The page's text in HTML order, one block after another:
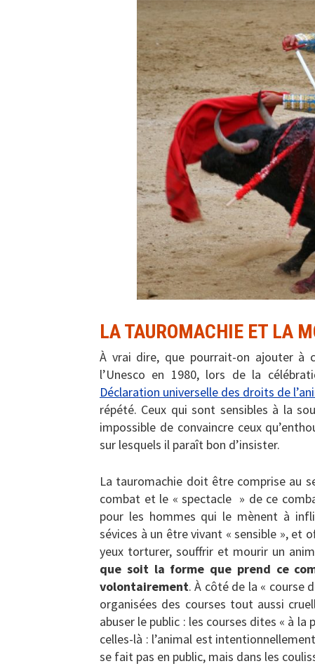
LA TAUROMACHIE ET LA
À vrai dire, que pourrait-on ajouter à
l’Unesco en 1980, lors de la
Déclaration universelle des droits de
répété. Ceux qui sont sensibles à la
impossible de convaincre ceux
sur lesquels il paraît bon d’insister.
La tauromachie doit être comprise au
combat et le « spectacle » de ce
pour les hommes qui le mènent à
sévices à un être vivant « sensible », et
yeux torturer, souffrir et mourir un
que soit la forme que prend ce
volontairement. À côté de la « course
organisées des courses tout aussi
abuser le public : les courses dites « à
celles-là : l’animal est
se fait pas en public, mais dans les